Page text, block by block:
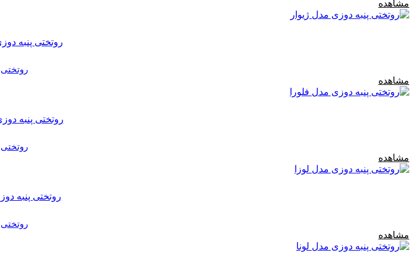
مشاهده
روتختی پنبه
روتختی
مشاهده
روتختی پنبه
روتختی
مشاهده
روتختی پنبه
روتختی
مشاهده